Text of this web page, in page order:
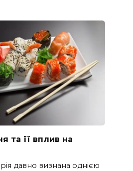
та її вплив на
давно визнана однією